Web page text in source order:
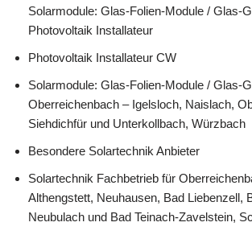
Solarmodule: Glas-Folien-Module / Glas-
Photovoltaik Installateur
Photovoltaik Installateur CW
Solarmodule: Glas-Folien-Module / Glas-
Oberreichenbach – Igelsloch, Naislach,
Siehdichfür und Unterkollbach, Würzbach
Besondere Solartechnik Anbieter
Solartechnik Fachbetrieb für
Althengstett, Neuhausen, Bad Liebenzell,
Neubulach und Bad Teinach-Zavelstein,